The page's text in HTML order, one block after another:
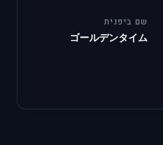
שם ביפנית
ゴールデンタイム